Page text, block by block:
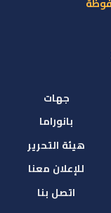
جهات
بانوراما
هيئة التحرير
للإعلان معنا
اتصل بنا